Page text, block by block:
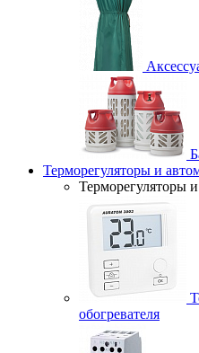
Терморегуляторы и
Терморегуляторы
обогревателя